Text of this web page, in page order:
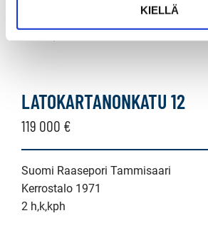
KIELLÄ
LATOKARTANONKATU 12
119 000 €
Suomi Raasepori Tammisaari
Kerrostalo 1971
2 h,k,kph